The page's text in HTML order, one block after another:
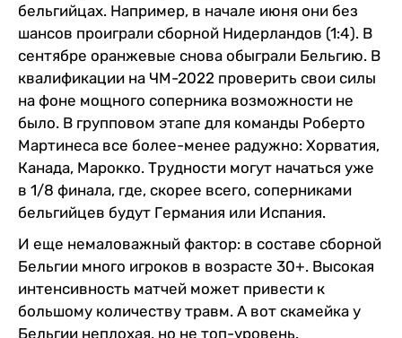
бельгийцах. Например, в начале июня они без
шансов проиграли сборной Нидерландов (1:4). В
сентябре оранжевые снова обыграли Бельгию. В
квалификации на ЧМ-2022 проверить свои силы
на фоне мощного соперника возможности не
было. В групповом этапе для команды Роберто
Мартинеса все более-менее радужно: Хорватия,
Канада, Марокко. Трудности могут начаться уже
в 1/8 финала, где, скорее всего, соперниками
бельгийцев будут Германия или Испания.
И еще немаловажный фактор: в составе сборной
Бельгии много игроков в возрасте 30+. Высокая
интенсивность матчей может привести к
большому количеству травм. А вот скамейка у
Бельгии неплохая, но не топ-уровень.